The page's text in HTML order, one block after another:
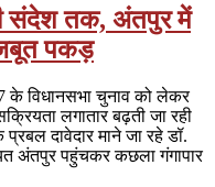
संदेश तक, अंतपुर में
पकड़
के विधानसभा चुनाव को लेकर
लगातार बढ़ती जा रही
दावेदार माने जा रहे डॉ.
अंतपुर पहुंचकर कछला गंगापार